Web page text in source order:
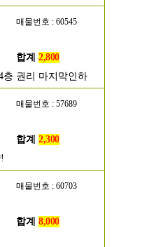
매물번호 : 60545
합계 2,800
층 권리 마지막인하
매물번호 : 57689
합계 2,300
매물번호 : 60703
합계 8,000